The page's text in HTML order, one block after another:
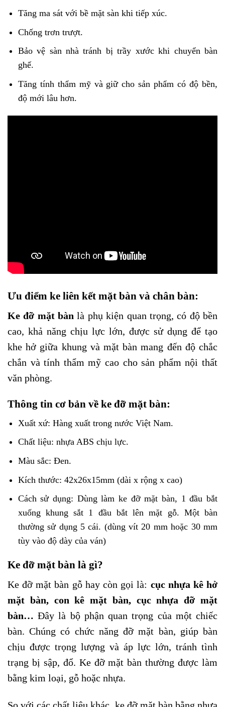
Tăng ma sát với bề mặt sàn khi tiếp xúc.
Chống trơn trượt.
Bảo vệ sàn nhà tránh bị trầy xước khi chuyển bàn
ghế.
Tăng tính thẩm mỹ và giữ cho sản phẩm có độ bền,
độ mới lâu hơn.
Ưu điểm ke liên kết mặt bàn và chân bàn:
Ke đỡ mặt bànlà phụ kiện quan trọng, có độ bền
cao, khả năng chịu lực lớn, được sử dụng để tạo
khe hở giữa khung và mặt bàn mang đến độ chắc
chắn và tính thẩm mỹ cao cho sản phẩm nội thất
văn phòng.
Thông tin cơ bản về ke đỡ mặt bàn:
Xuất xứ: Hàng xuất trong nước Việt Nam.
Chất liệu: nhựa ABS chịu lực.
Màu sắc: Đen.
Kích thước: 42x26x15mm (dài x rộng x cao)
Cách sử dụng: Dùng làm ke đỡ mặt bàn, 1 đầu bắt
xuống khung sắt 1 đầu bắt lên mặt gỗ. Một bàn
thường sử dụng 5 cái. (dùng vít 20 mm hoặc 30 mm
tùy vào độ dày của ván)
Ke đỡ mặt bàn là gì?
Ke đỡ mặt bàn gỗ hay còn gọi là: cục nhựa kê hở
mặt bàn, con kê mặt bàn, cục nhựa đỡ mặt
bàn…Đây là bộ phận quan trọng của một chiếc
bàn. Chúng có chức năng đỡ mặt bàn, giúp bàn
chịu được trọng lượng và áp lực lớn, tránh tình
trạng bị sập, đổ. Ke đỡ mặt bàn thường được làm
bằng kim loại, gỗ hoặc nhựa.